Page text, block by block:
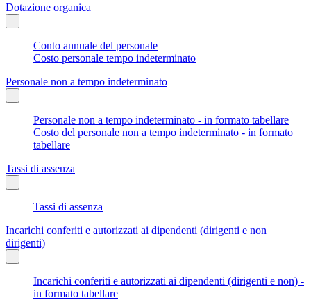
Dotazione organica
Conto annuale del personale
Costo personale tempo indeterminato
Personale non a tempo indeterminato
Personale non a tempo indeterminato - in formato tabellare
Costo del personale non a tempo indeterminato - in formato
tabellare
Tassi di assenza
Tassi di assenza
Incarichi conferiti e autorizzati ai dipendenti (dirigenti e non
dirigenti)
Incarichi conferiti e autorizzati ai dipendenti (dirigenti e non) -
in formato tabellare